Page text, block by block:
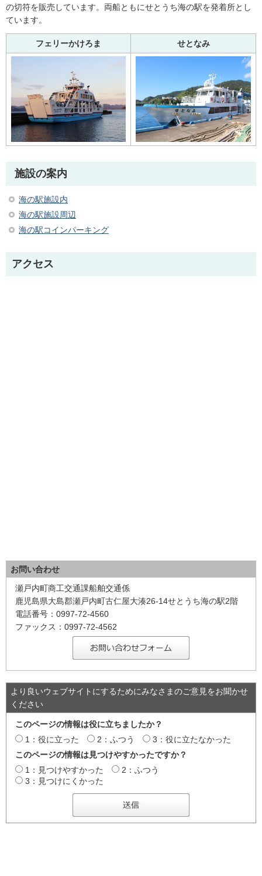
の切符を販売しています。両船ともにせとうち海の駅を発着所とし
ています。
フェリーかけろま せとなみ
施設の案内
海の駅施設内
海の駅施設周辺
海の駅コインパーキング
アクセス
お問い合わせ
瀬戸内町商工交通課船舶交通係
鹿児島県大島郡瀬戸内町古仁屋大湊26-14せとうち海の駅2階
電話番号：0997-72-4560
ファックス：0997-72-4562
より良いウェブサイトにするためにみなさまのご意見をお聞かせ
ください
このページの情報は役に立ちましたか？
1：役に立った
2：ふつう
3：役に立たなかった
このページの情報は見つけやすかったですか？
1：見つけやすかった
2：ふつう
3：見つけにくかった